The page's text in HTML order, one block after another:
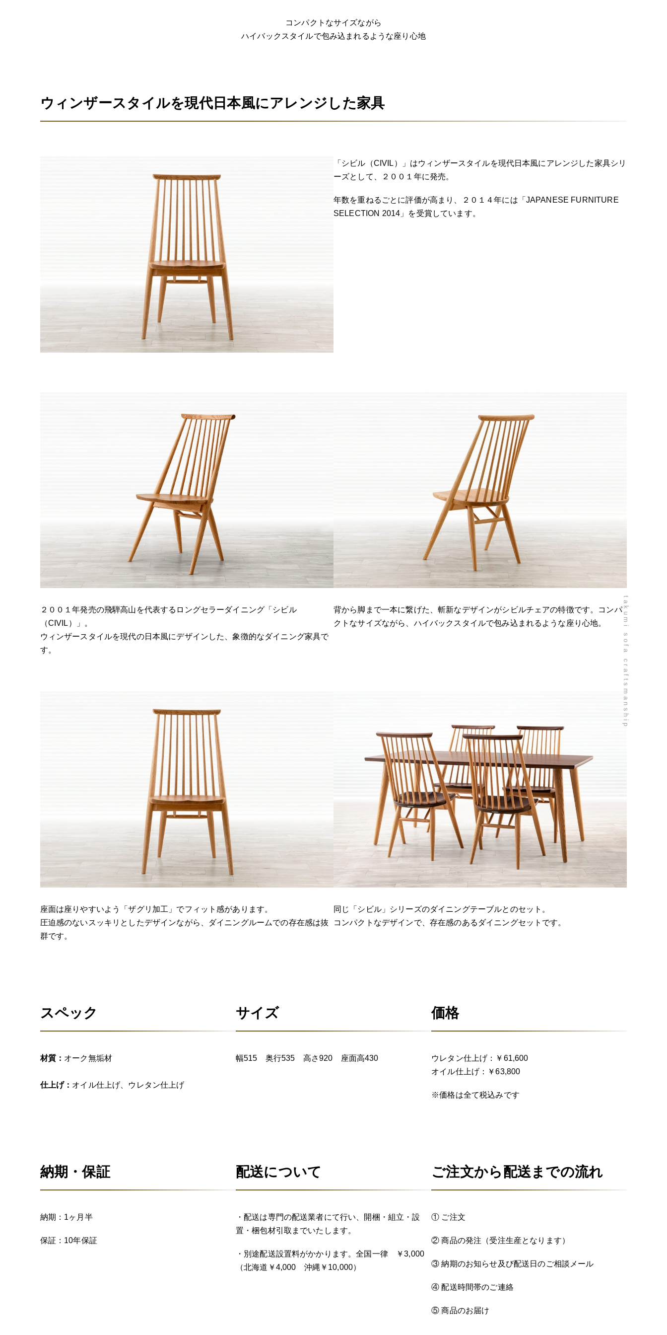
takumi sofa craftsmanship
コンパクトなサイズながら
ハイバックスタイルで包み込まれるような座り心地
ウィンザースタイルを現代日本風にアレンジした家具
「シビル（CIVIL）」はウィンザースタイルを現代日本風にアレンジした家具シリ
ーズとして、２００１年に発売。
年数を重ねるごとに評価が高まり、２０１４年には「JAPANESE FURNITURE
SELECTION 2014」を受賞しています。
２００１年発売の飛騨高山を代表するロングセラーダイニング「シビル
（CIVIL）」。
ウィンザースタイルを現代の日本風にデザインした、象徴的なダイニング家具で
す。
背から脚まで一本に繋げた、斬新なデザインがシビルチェアの特徴です。コンパ
クトなサイズながら、ハイバックスタイルで包み込まれるような座り心地。
座面は座りやすいよう「ザグリ加工」でフィット感があります。
圧迫感のないスッキリとしたデザインながら、ダイニングルームでの存在感は抜
群です。
同じ「シビル」シリーズのダイニングテーブルとのセット。
コンパクトなデザインで、存在感のあるダイニングセットです。
スペック
材質： オーク無垢材
仕上げ： オイル仕上げ、ウレタン仕上げ
サイズ
幅515 奥行535 高さ920 座面高430
価格
ウレタン仕上げ：￥61,600
オイル仕上げ：￥63,800
※価格は全て税込みです
納期・保証
納期：1ヶ月半
保証：10年保証
配送について
・配送は専門の配送業者にて行い、開梱・組立・設
置・梱包材引取までいたします。
・別途配送設置料がかかります。全国一律 ￥3,000
（北海道￥4,000 沖縄￥10,000）
ご注文から配送までの流れ
① ご注文
② 商品の発注（受注生産となります）
③ 納期のお知らせ及び配送日のご相談メール
④ 配送時間帯のご連絡
⑤ 商品のお届け